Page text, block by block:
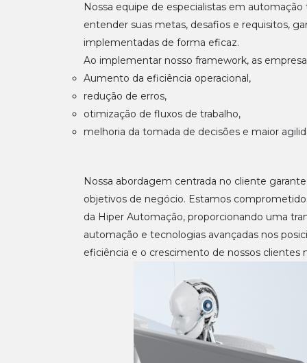
Nossa equipe de especialistas em
entender suas metas, desafios e requisitos,
implementadas de forma eficaz.
Ao implementar nosso framework, as
Aumento da eficiência operacional,
redução de erros,
otimização de fluxos de trabalho,
melhoria da tomada de decisões e maior
Nossa abordagem centrada no cliente
objetivos de negócio. Estamos
da Hiper Automação, proporcionando uma
automação e tecnologias avançadas nos
eficiência e o crescimento de nossos clientes